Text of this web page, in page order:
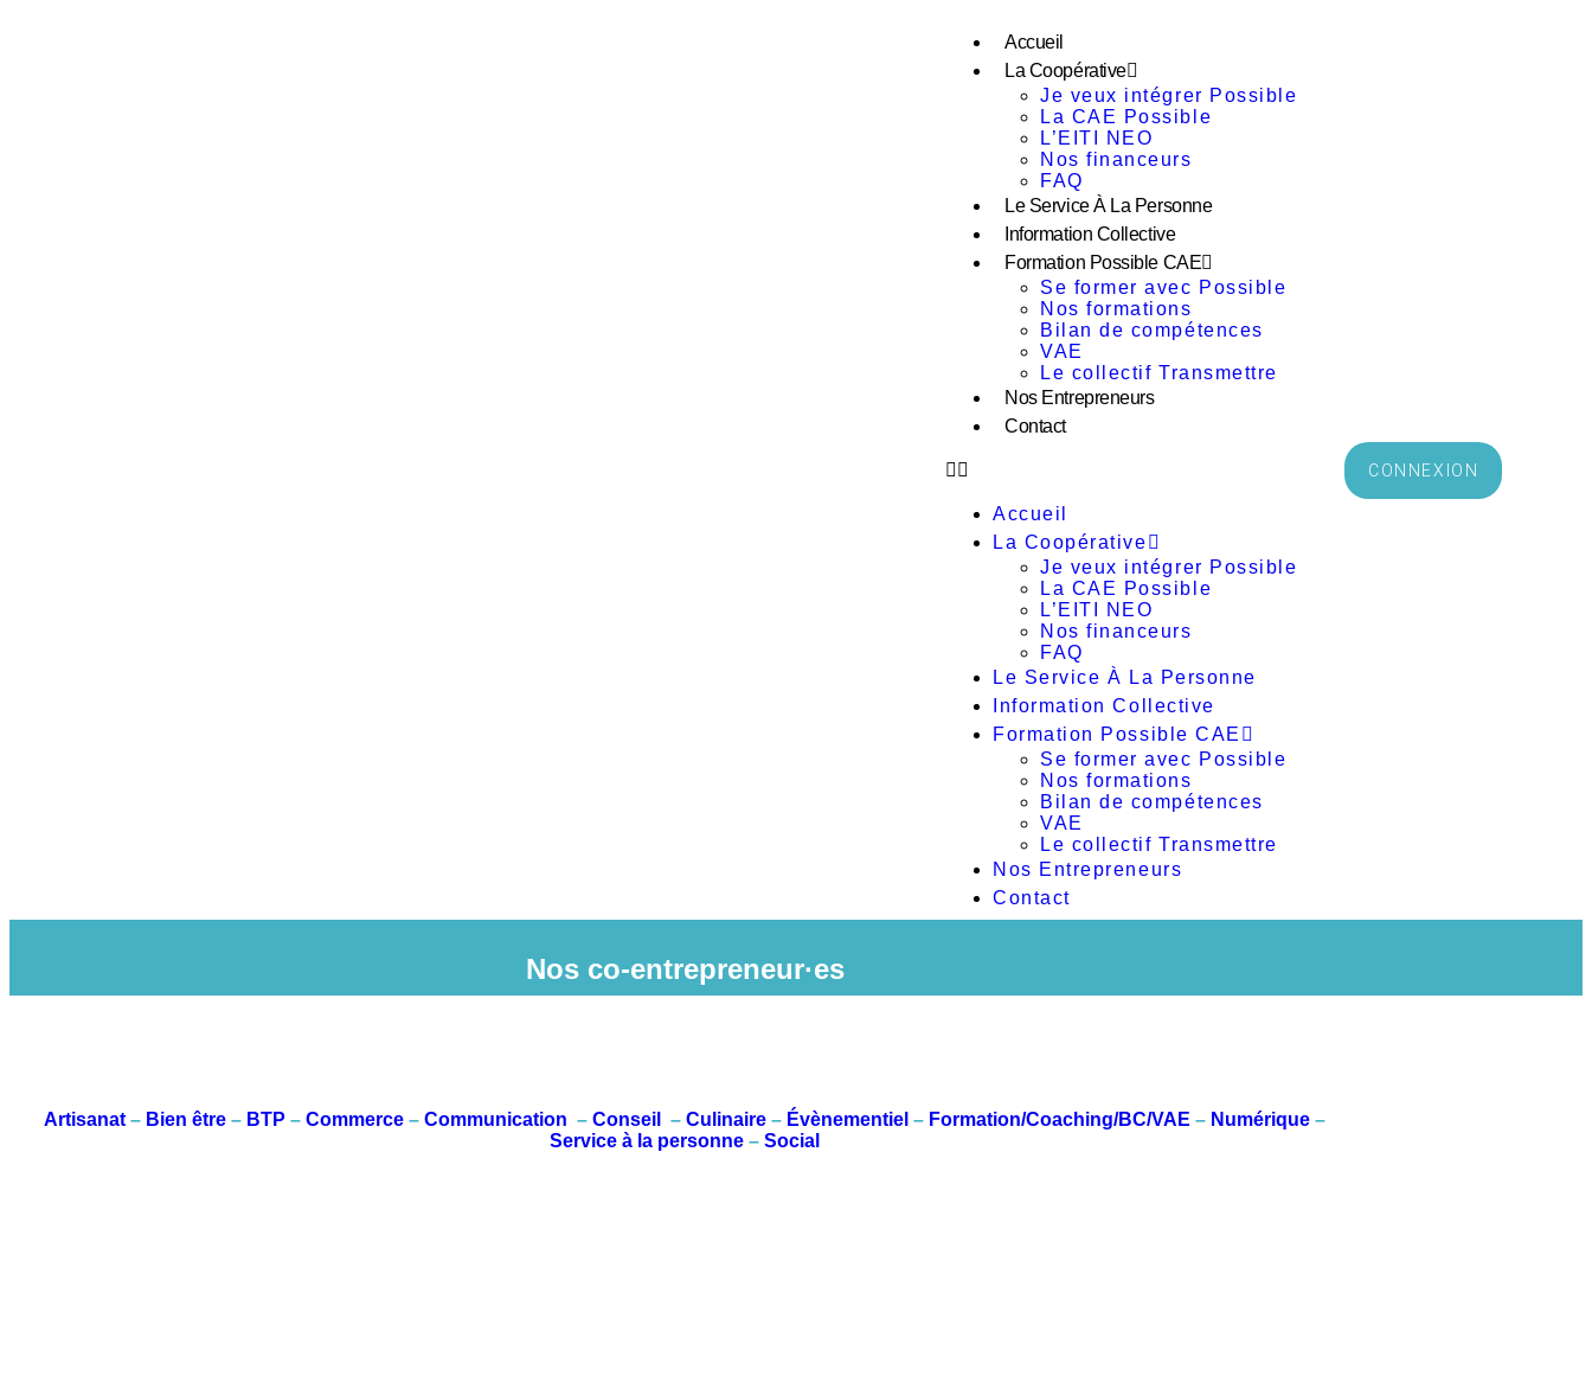
Accueil
La Coopérative
Je veux intégrer Possible
La CAE Possible
L’EITI NEO
Nos financeurs
FAQ
Le Service À La Personne
Information Collective
Formation Possible CAE
Se former avec Possible
Nos formations
Bilan de compétences
VAE
Le collectif Transmettre
Nos Entrepreneurs
Contact
Accueil
La Coopérative
Je veux intégrer Possible
La CAE Possible
L’EITI NEO
Nos financeurs
FAQ
Le Service À La Personne
Information Collective
Formation Possible CAE
Se former avec Possible
Nos formations
Bilan de compétences
VAE
Le collectif Transmettre
Nos Entrepreneurs
Contact
CONNEXION
Nos co-entrepreneur·es
Artisanat – Bien être – BTP – Commerce – Communication – Conseil – Culinaire – Évènementiel – Formation/Coaching/BC/VAE – Numérique –
Service à la personne – Social